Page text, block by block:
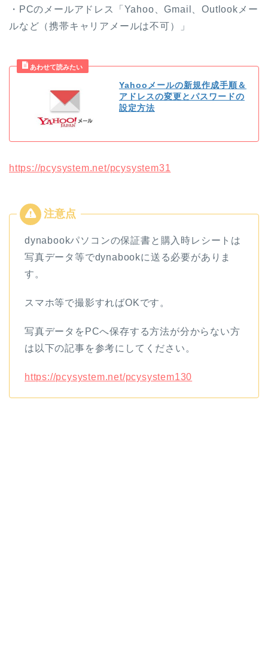
・PCのメールアドレス「Yahoo、Gmail、Outlookメー
ルなど（携帯キャリアメールは不可）」
Yahooメールの新規作成手順＆
アドレスの変更とパスワードの
設定方法
https://pcysystem.net/pcysystem31
dynabookパソコンの保証書と購入時レシートは
写真データ等でdynabookに送る必要がありま
す。
スマホ等で撮影すればOKです。
写真データをPCへ保存する方法が分からない方
は以下の記事を参考にしてください。
https://pcysystem.net/pcysystem130